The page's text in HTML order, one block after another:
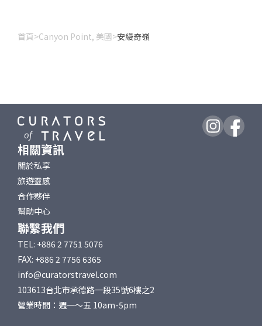
首頁>Canyon Point, 美國>安縵奇嶺
相關資訊
關於私享
旅遊靈感
合作夥伴
幫助中心
聯繫我們
TEL: +886 2 7751 5076
FAX: +886 2 7756 6365
info@curatorstravel.com
103613台北市承德路一段35號6樓之2
營業時間：週一～五 10am-5pm